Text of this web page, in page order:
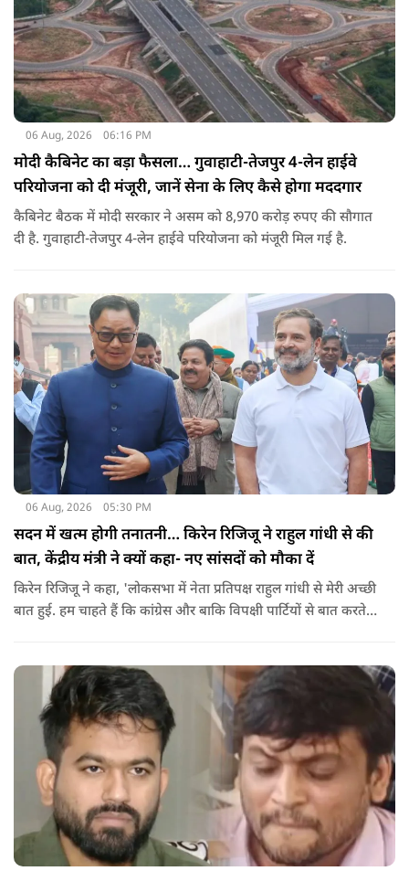
06 Aug, 2026 06:16 PM
मोदी कैबिनेट का बड़ा फैसला… गुवाहाटी-तेजपुर 4-लेन हाईवे
परियोजना को दी मंजूरी, जानें सेना के लिए कैसे होगा मददगार
कैबिनेट बैठक में मोदी सरकार ने असम को 8,970 करोड़ रुपए की सौगात
दी है. गुवाहाटी-तेजपुर 4-लेन हाईवे परियोजना को मंजूरी मिल गई है.
06 Aug, 2026 05:30 PM
सदन में खत्म होगी तनातनी… किरेन रिजिजू ने राहुल गांधी से की
बात, केंद्रीय मंत्री ने क्यों कहा- नए सांसदों को मौका दें
किरेन रिजिजू ने कहा, 'लोकसभा में नेता प्रतिपक्ष राहुल गांधी से मेरी अच्छी
बात हुई. हम चाहते हैं कि कांग्रेस और बाकि विपक्षी पार्टियों से बात करते